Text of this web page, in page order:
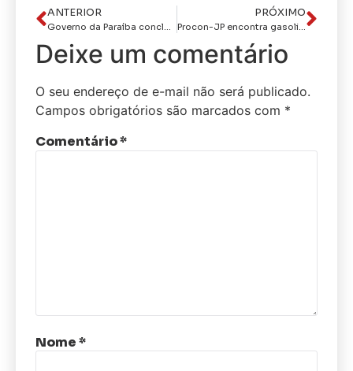
ANTERIOR
Governo da Paraíba conclui curso Anticapacitismo no Sistema Único de Assistência Social
PRÓXIMO
Procon-JP encontra gasolina a R$ 5,58 e diferença de preço chega a R$ 0,51 na Capital
Deixe um comentário
O seu endereço de e-mail não será publicado.
Campos obrigatórios são marcados com *
Comentário*
Nome*